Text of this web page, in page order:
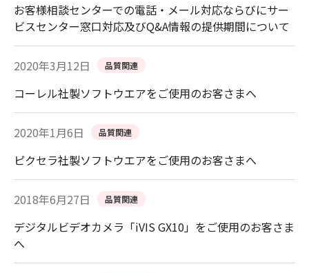
お客様相談センターでの電話・メール対応ならびにサー
ビスセンター窓口対応及びQ&A情報の提供期間について
2020年3月12日 品質関連
コーレル社製ソフトウエアをご使用のお客さまへ
2020年1月6日 品質関連
ピクセラ社製ソフトウエアをご使用のお客さまへ
2018年6月27日 品質関連
デジタルビデオカメラ「iVIS GX10」をご使用のお客さま
へ